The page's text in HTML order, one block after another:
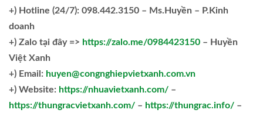
+) Hotline (24/7): 098.442.3150 – Ms.Huyền – P.Kinh
doanh
+) Zalo tại đây => https://zalo.me/0984423150 – Huyền
Việt Xanh
+) Email: huyen@congnghiepvietxanh.com.vn
+) Website: https://nhuavietxanh.com/ –
https://thungracvietxanh.com/ – https://thungrac.info/ –